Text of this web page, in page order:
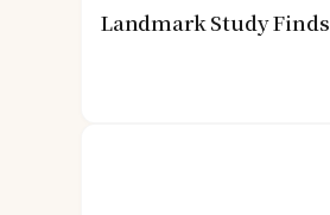
Landmark Study Finds